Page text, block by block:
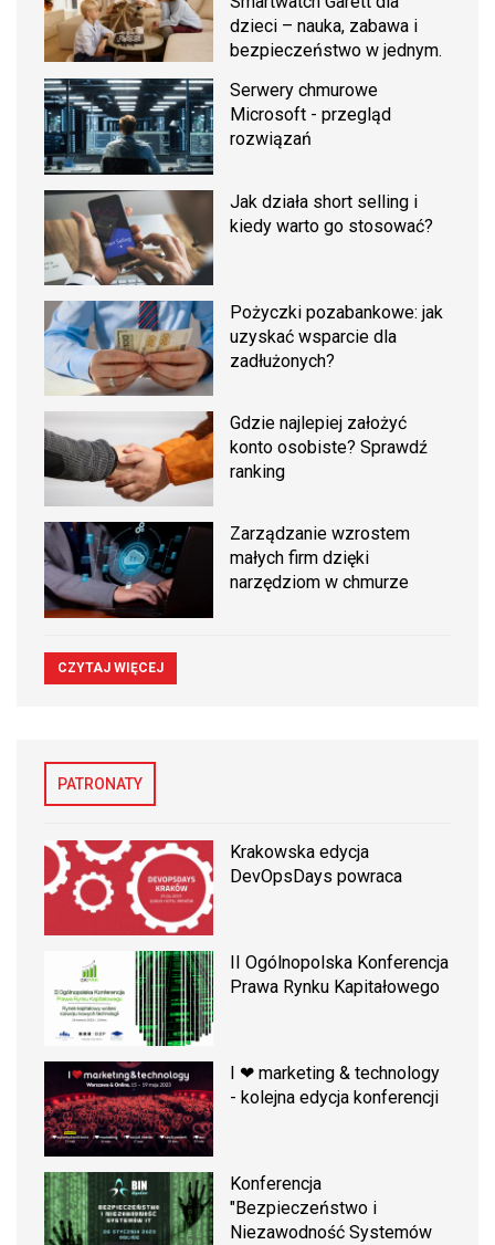
dzieci – nauka, zabawa i
bezpieczeństwo w jednym.
Serwery chmurowe
Microsoft - przegląd
rozwiązań
Jak działa short selling i
kiedy warto go stosować?
Pożyczki pozabankowe: jak
uzyskać wsparcie dla
zadłużonych?
Gdzie najlepiej założyć
konto osobiste? Sprawdź
ranking
Zarządzanie wzrostem
małych firm dzięki
narzędziom w chmurze
CZYTAJ WIĘCEJ
PATRONATY
Krakowska edycja
DevOpsDays powraca
II Ogólnopolska Konferencja
Prawa Rynku Kapitałowego
I ❤ marketing & technology
- kolejna edycja konferencji
Konferencja
"Bezpieczeństwo i
Niezawodność Systemów